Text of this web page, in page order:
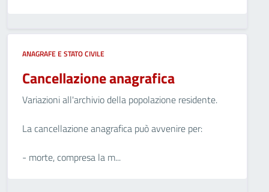
ANAGRAFE E STATO CIVILE
Cancellazione anagrafica
Variazioni all'archivio della popolazione residente.
La cancellazione anagrafica può avvenire per:
- morte, compresa la m...